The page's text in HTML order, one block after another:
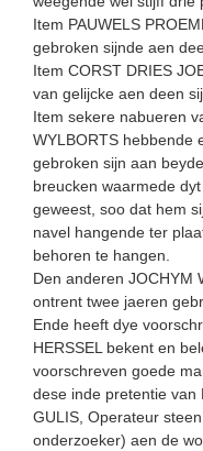
Item PAUWELS
gebroken sijnde aen
Item CORST DRIES
van gelijcke aen deen
Item sekere nabueren
WYLBORTS hebbende
gebroken sijn aan
breucken waarmede
geweest, soo dat hem
navel hangende ter
behoren te hangen.
Den anderen JOCHYM
ontrent twee jaeren
Ende heeft dye
HERSSEL bekent en
voorschreven goede
dese inde pretentie van
GULIS, Operateur
onderzoeker) aen de